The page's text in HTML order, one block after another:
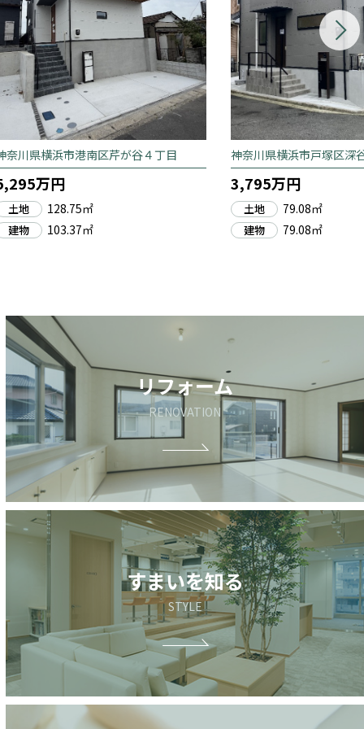
奈川県横浜市港南区芹が谷４丁目
万円
土地 128.75㎡
建物 103.37㎡
神奈川県横浜市戸塚区深
3,795万円
土地 79.08㎡
建物 79.08㎡
リフォーム
RENOVATION
すまいを知る
STYLE